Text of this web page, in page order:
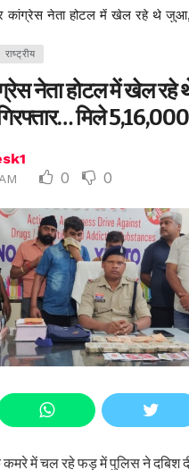
कांग्रेस नेता होटल में खेल रहे थे जुआ,
राष्ट्रीय
नेता होटल में खेल
मिले
0 0
कमरे में चल रहे फड़ में पुलिस ने दबिश